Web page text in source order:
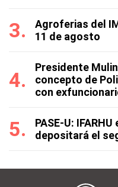
Agroferias del
11 de agosto
Presidente
concepto de
con
PASE-U:
depositará el